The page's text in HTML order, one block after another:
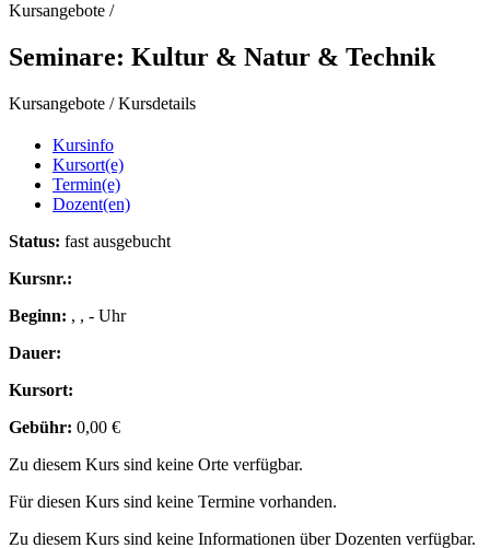
Kursangebote /
Seminare: Kultur & Natur & Technik
Kursangebote /Kursdetails
Kursinfo
Kursort(e)
Termin(e)
Dozent(en)
Status: fast ausgebucht
Kursnr.:
Beginn: , , - Uhr
Dauer:
Kursort:
Gebühr: 0,00 €
Zu diesem Kurs sind keine Orte verfügbar.
Für diesen Kurs sind keine Termine vorhanden.
Zu diesem Kurs sind keine Informationen über Dozenten verfügbar.